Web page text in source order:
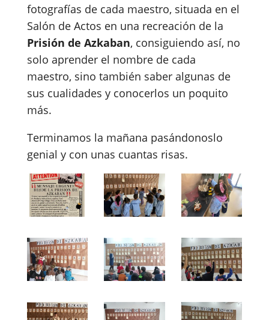
fotografías de cada maestro, situada en el
Salón de Actos en una recreación de la
Prisión de Azkaban, consiguiendo así, no
solo aprender el nombre de cada
maestro, sino también saber algunas de
sus cualidades y conocerlos un poquito
más.
Terminamos la mañana pasándonoslo
genial y con unas cuantas risas.